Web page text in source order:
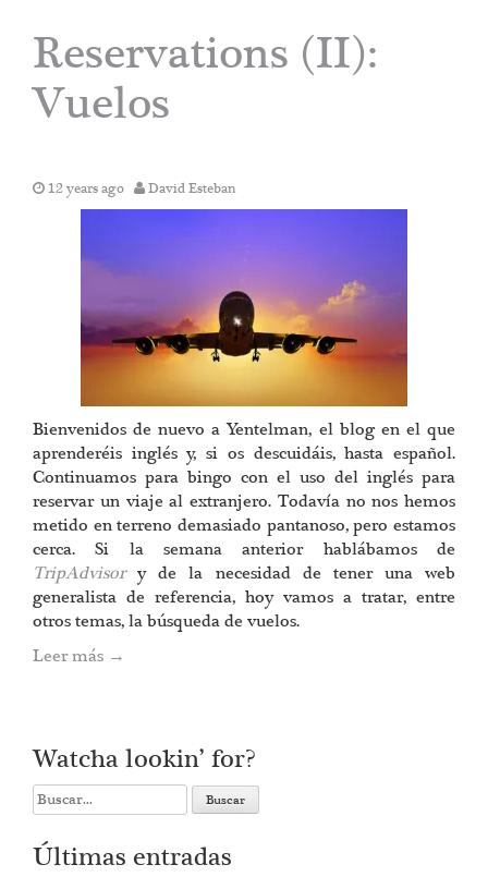
Reservations (II):
Vuelos
12 years ago David Esteban
Bienvenidos de nuevo a Yentelman, el blog en el que
aprenderéis inglés y, si os descuidáis, hasta español.
Continuamos para bingo con el uso del inglés para
reservar un viaje al extranjero. Todavía no nos hemos
metido en terreno demasiado pantanoso, pero estamos
cerca. Si la semana anterior hablábamos de
TripAdvisor y de la necesidad de tener una web
generalista de referencia, hoy vamos a tratar, entre
otros temas, la búsqueda de vuelos.
Leer más →
Watcha lookin’ for?
Search
for:
Últimas entradas